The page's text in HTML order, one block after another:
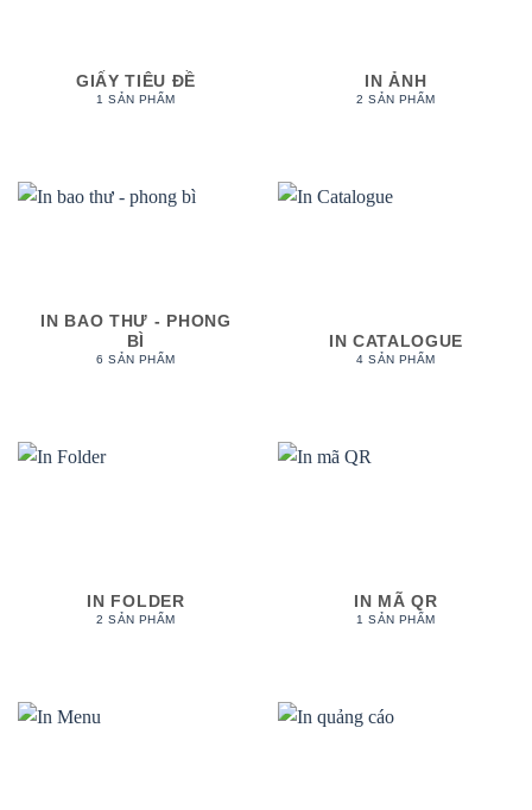
GIẤY TIÊU ĐỀ
1 SẢN PHẨM
IN ẢNH
2 SẢN PHẨM
IN BAO THƯ - PHONG
BÌ
6 SẢN PHẨM
IN CATALOGUE
4 SẢN PHẨM
IN FOLDER
2 SẢN PHẨM
IN MÃ QR
1 SẢN PHẨM